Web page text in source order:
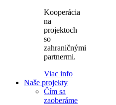
Kooperácia
na
projektoch
so
zahraničnými
partnermi.
Viac info
Naše projekty
Čím sa
zaoberáme